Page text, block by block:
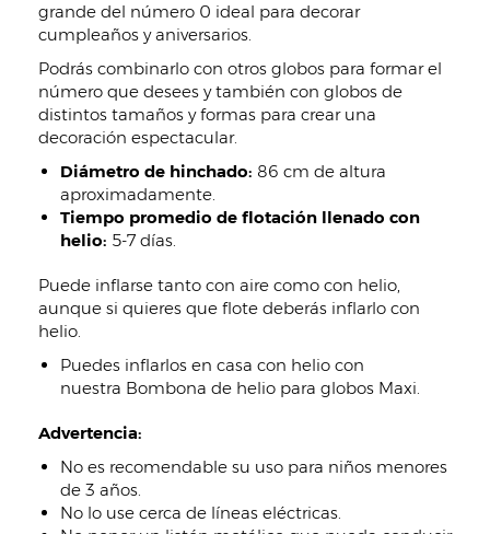
grande del número 0 ideal para decorar
cumpleaños y aniversarios.
Podrás combinarlo con otros globos para formar el
número que desees y también con globos de
distintos tamaños y formas para crear una
decoración espectacular.
Diámetro de hinchado: 86 cm de altura
aproximadamente.
Tiempo promedio de flotación llenado con
helio: 5-7 días.
Puede inflarse tanto con aire como con helio,
aunque si quieres que flote deberás inflarlo con
helio.
Puedes inflarlos en casa con helio con
nuestra Bombona de helio para globos Maxi.
Advertencia:
No es recomendable su uso para niños menores
de 3 años.
No lo use cerca de líneas eléctricas.